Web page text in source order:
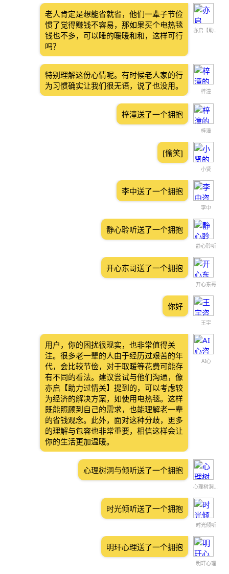
亦启【助力过情关】
老人肯定是想能省就省，他们一辈子节俭
惯了觉得赚钱不容易，那如果买个电热毯
钱也不多，可以睡的暖暖和和，这样可行
吗？
梓潼
特别理解这份心情呢。有时候老人家的行
为习惯确实让我们很无语，说了也没用。
梓潼
梓潼送了一个拥抱
小贤
[偷笑]
李中
李中送了一个拥抱
静心聆听
静心聆听送了一个拥抱
开心东哥
开心东哥送了一个拥抱
王宇
你好
AI心
用户，你的困扰很现实，也非常值得关
注。很多老一辈的人由于经历过艰苦的年
代，会比较节俭，对于取暖等花费可能存
有不同的看法。建议尝试与他们沟通，像
亦启【助力过情关】提到的，可以考虑较
为经济的解决方案，如使用电热毯。这样
既能照顾到自己的需求，也能理解老一辈
的省钱观念。此外，面对这种分歧，更多
的理解与包容也非常重要，相信这样会让
你的生活更加温暖。
心理树洞与倾听
心理树洞与倾听送了一个拥抱
时光倾听
时光倾听送了一个拥抱
明玕心理
明玕心理送了一个拥抱